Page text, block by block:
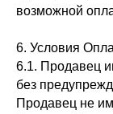
возможной
6. Условия
6.1. Продавец
без
Продавец не